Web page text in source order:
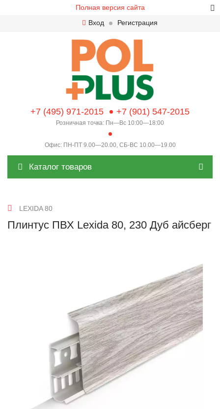
Полная версия сайта
Вход
Регистрация
+7 (495) 971-2015 +7 (901) 547-2015
Розничная точка: Пн—Вс 10:00—18:00
Офис: ПН-ПТ 9.00—20.00, СБ-ВС 10.00—19.00
Каталог товаров
LEXIDA 80
Плинтус ПВХ Lexida 80, 230 Дуб айсберг